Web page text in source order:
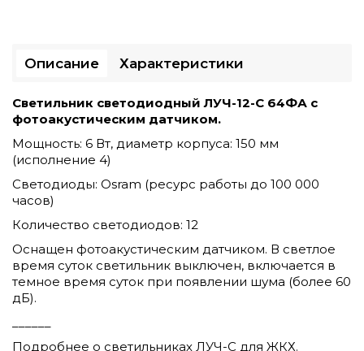
Описание Характеристики
Светильник светодиодный ЛУЧ-12-С 64ФА с
фотоакустическим датчиком.
Мощность: 6 Вт, диаметр корпуса: 150 мм
(исполнение 4)
Светодиоды: Osram (ресурс работы до 100 000
часов)
Количество светодиодов: 12
Оснащен фотоакустическим датчиком. В светлое
время суток светильник выключен, включается в
темное время суток при появлении шума (более 60
дБ).
Подробнее о светильниках ЛУЧ-С для ЖКХ.